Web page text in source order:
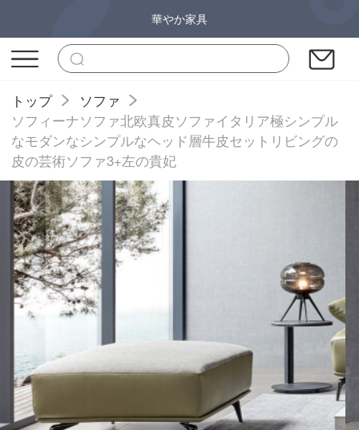
華やか家具
トップ
ソファ
ソフィーナソファ北欧真皮ソファイタリア極シンプル
なモダンなシンプルなヘッド層牛皮セットリビングの
皮の芸術ソファ3+左の貴妃